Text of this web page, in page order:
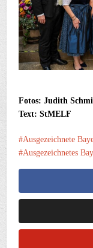
Fotos: Judith
Text: StMELF
Ausgezeichnete
Ausgezeichnetes